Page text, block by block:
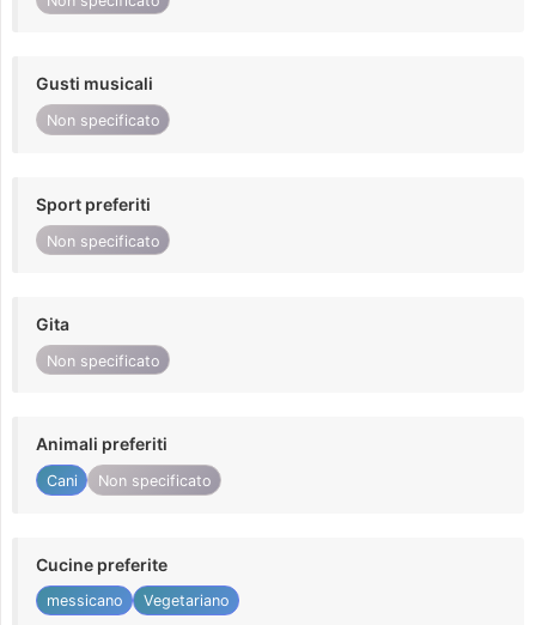
Gusti musicali
Non specificato
Sport preferiti
Non specificato
Gita
Non specificato
Animali preferiti
Cani Non specificato
Cucine preferite
messicano Vegetariano